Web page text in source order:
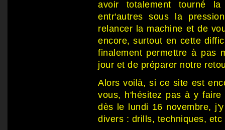
avoir totalement tourné
entr'autres sous la
relancer la machine et de
encore, surtout en cette
finalement permettre à pas
jour et de préparer notre
Alors voilà, si ce site est
vous, h'hésitez pas à y
dès le lundi 16 novembre,
divers : drills, techniques, etc